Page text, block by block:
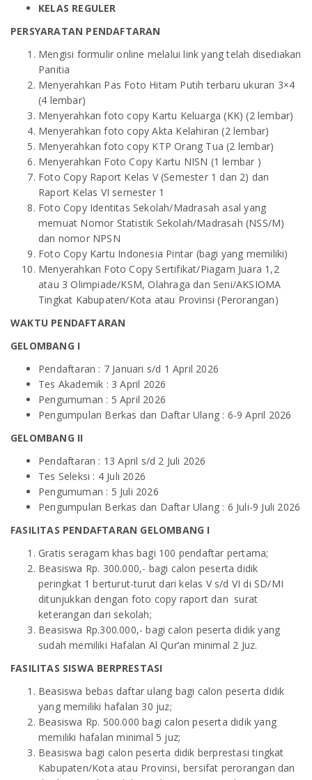
KELAS REGULER
PERSYARATAN PENDAFTARAN
Mengisi formulir online melalui link yang telah disediakan
Panitia
Menyerahkan Pas Foto Hitam Putih terbaru ukuran 3×4
(4 lembar)
Menyerahkan foto copy Kartu Keluarga (KK) (2 lembar)
Menyerahkan foto copy Akta Kelahiran (2 lembar)
Menyerahkan foto copy KTP Orang Tua (2 lembar)
Menyerahkan Foto Copy Kartu NISN (1 lembar )
Foto Copy Raport Kelas V (Semester 1 dan 2) dan
Raport Kelas VI semester 1
Foto Copy Identitas Sekolah/Madrasah asal yang
memuat Nomor Statistik Sekolah/Madrasah (NSS/M)
dan nomor NPSN
Foto Copy Kartu Indonesia Pintar (bagi yang memiliki)
Menyerahkan Foto Copy Sertifikat/Piagam Juara 1,2
atau 3 Olimpiade/KSM, Olahraga dan Seni/AKSIOMA
Tingkat Kabupaten/Kota atau Provinsi (Perorangan)
WAKTU PENDAFTARAN
GELOMBANG I
Pendaftaran : 7 Januari s/d 1 April 2026
Tes Akademik : 3 April 2026
Pengumuman : 5 April 2026
Pengumpulan Berkas dan Daftar Ulang : 6-9 April 2026
GELOMBANG II
Pendaftaran : 13 April s/d 2 Juli 2026
Tes Seleksi : 4 Juli 2026
Pengumuman : 5 Juli 2026
Pengumpulan Berkas dan Daftar Ulang : 6 Juli-9 Juli 2026
FASILITAS PENDAFTARAN GELOMBANG I
Gratis seragam khas bagi 100 pendaftar pertama;
Beasiswa Rp. 300.000,- bagi calon peserta didik
peringkat 1 berturut-turut dari kelas V s/d VI di SD/MI
ditunjukkan dengan foto copy raport dan surat
keterangan dari sekolah;
Beasiswa Rp.300.000,- bagi calon peserta didik yang
sudah memiliki Hafalan Al Qur’an minimal 2 Juz.
FASILITAS SISWA BERPRESTASI
Beasiswa bebas daftar ulang bagi calon peserta didik
yang memiliki hafalan 30 juz;
Beasiswa Rp. 500.000 bagi calon peserta didik yang
memiliki hafalan minimal 5 juz;
Beasiswa bagi calon peserta didik berprestasi tingkat
Kabupaten/Kota atau Provinsi, bersifat perorangan dan